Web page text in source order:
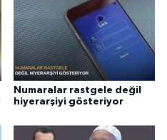
Numaralar rastgele değil
hiyerarşiyi gösteriyor